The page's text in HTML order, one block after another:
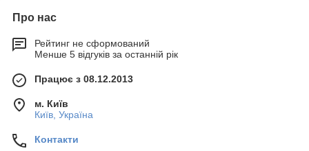
Про нас
Рейтинг не сформований
Менше 5 відгуків за останній рік
Працює з 08.12.2013
м. Київ
Київ, Україна
Контакти